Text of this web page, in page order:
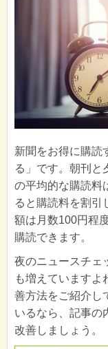
新聞をお得に購読
る」です。朝刊と
の平均的な購読料
ると購読料を割引
額は月数100円程
購読できます。
夜のニュースチェ
も増えていますよ
善方法をご紹介し
いるなら、記事の
改善しましょう。